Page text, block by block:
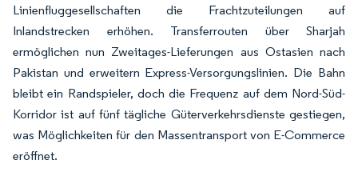
Linienfluggesellschaften die Frachtzuteilungen auf
Inlandstrecken erhöhen. Transferrouten über Sharjah
ermöglichen nun Zweitages-Lieferungen aus Ostasien nach
Pakistan und erweitern Express-Versorgungslinien. Die Bahn
bleibt ein Randspieler, doch die Frequenz auf dem Nord-Süd-
Korridor ist auf fünf tägliche Güterverkehrsdienste gestiegen,
was Möglichkeiten für den Massentransport von E-Commerce
eröffnet.